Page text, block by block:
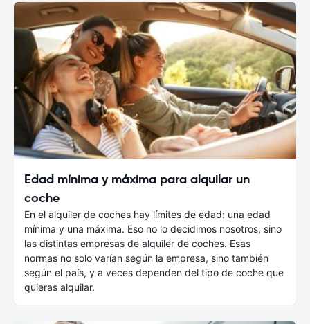
Edad mínima y máxima para alquilar un
coche
En el alquiler de coches hay límites de edad: una edad
mínima y una máxima. Eso no lo decidimos nosotros, sino
las distintas empresas de alquiler de coches. Esas
normas no solo varían según la empresa, sino también
según el país, y a veces dependen del tipo de coche que
quieras alquilar.